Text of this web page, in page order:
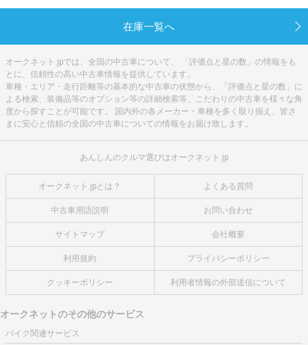
在庫一覧へ
オークネット.jpでは、全国の中古車について、 「評価点と星の数」の情報をも
とに、信頼性の高い中古車情報を提供しています。
車種・エリア・走行距離等の基本的な中古車の状態から、「評価点と星の数」に
よる検索、装備品等のオプション等の詳細検索等、こだわりの中古車を様々な角
度から探すことが可能です。 国内外の各メーカー・車種を多く取り揃え、皆さ
まに安心と信頼の全国の中古車についての情報をお届け致します。
あんしんのクルマ選びはオークネット.jp
オークネット.jpとは？ よくある質問
中古車用語説明 お問い合わせ
サイトマップ 会社概要
利用規約 プライバシーポリシー
クッキーポリシー 利用者情報の外部送信について
オークネットのその他のサービス
バイク関連サービス